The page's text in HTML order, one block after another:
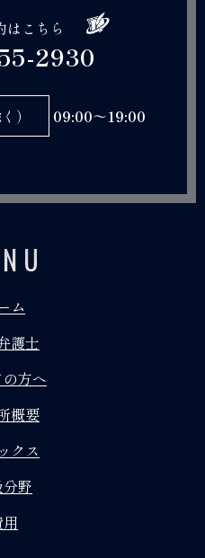
はこちら
2930
） 09:00～19:00
ム
護士
方へ
概要
クス
野